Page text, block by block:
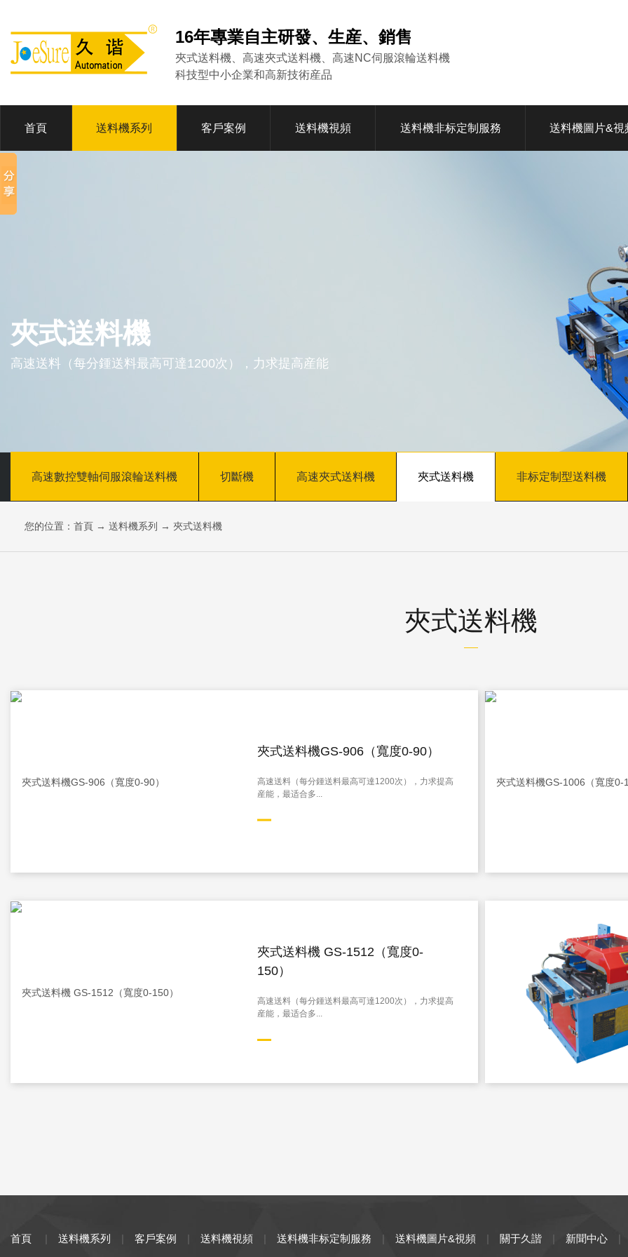
16年專業自主研發、生産、銷售
夾式送料機、高速夾式送料機、高速NC伺服滾輪送料機
科技型中小企業和高新技術産品
首頁 送料機系列 客戶案例 送料機視頻 送料機非标定制服務 送料機圖片&視
夾式送料機
高速送料（每分鍾送料最高可達1200次），力求提高産能
高速數控雙軸伺服滾輪送料機 切斷機 高速夾式送料機 夾式送料機 非标定制型送料機
您的位置： 首頁 → 送料機系列 → 夾式送料機
夾式送料機
夾式送料機GS-906（寬度0-90）
高速送料（每分鍾送料最高可達1200次），力求提高
産能，最适合多...
夾式送料機 GS-1512（寬度0-
150）
高速送料（每分鍾送料最高可達1200次），力求提高
産能，最适合多...
首頁 | 送料機系列 | 客戶案例 | 送料機視頻 | 送料機非标定制服務 | 送料機圖片&視頻 | 關于久諧 新聞中心 |